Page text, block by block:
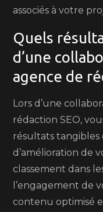
associés à votre
Quels
d’une
agence de
Lors d’une
rédaction SEO,
résultats tangibles
d’amélioration de
classement dans
l’engagement de
contenu optimisé